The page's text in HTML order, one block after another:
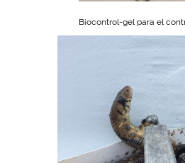
Biocontrol-gel para el